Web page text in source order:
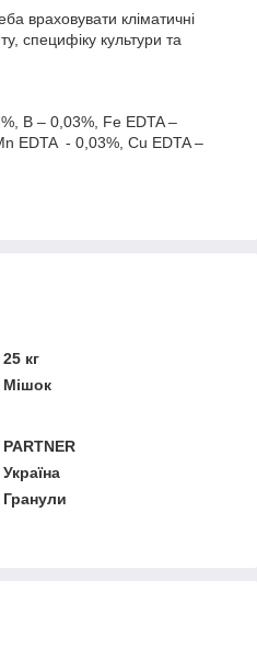
враховувати кліматичні
специфіку культури та
B – 0,03%, Fe EDTA –
EDTA - 0,03%, Cu EDTA –
25 кг
Мішок
PARTNER
Україна
Гранули